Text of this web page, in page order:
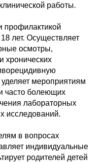
работы.
профилактикой
лет. Осуществляет
осмотры,
хронических
мероприятиям
часто болеющих
лабораторных
исследований.
в вопросах
индивидуальные
родителей детей